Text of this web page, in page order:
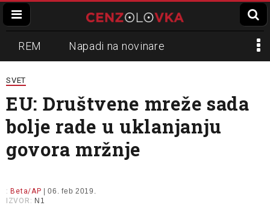
REM Napadi na novinare
Zvučni top
Propaganda Lokalni mediji
Informer Slavko Ćuruvija
SVET
EU: Društvene mreže sada
bolje rade u uklanjanju
govora mržnje
: Beta/AP | 06. feb 2019.
IZVOR: N1